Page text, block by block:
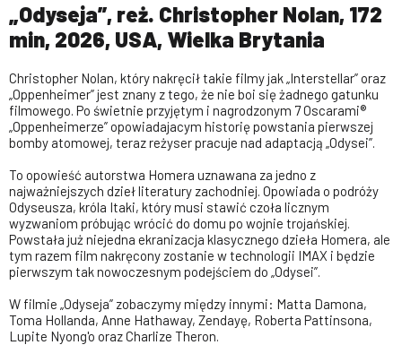
„Odyseja”, reż. Christopher Nolan, 172
min, 2026, USA, Wielka Brytania
Christopher Nolan, który nakręcił takie filmy jak „Interstellar” oraz
„Oppenheimer” jest znany z tego, że nie boi się żadnego gatunku
filmowego. Po świetnie przyjętym i nagrodzonym 7 Oscarami®
„Oppenheimerze” opowiadajacym historię powstania pierwszej
bomby atomowej, teraz reżyser pracuje nad adaptacją „Odysei”.
To opowieść autorstwa Homera uznawana za jedno z
najważniejszych dzieł literatury zachodniej. Opowiada o podróży
Odyseusza, króla Itaki, który musi stawić czoła licznym
wyzwaniom próbując wrócić do domu po wojnie trojańskiej.
Powstała już niejedna ekranizacja klasycznego dzieła Homera, ale
tym razem film nakręcony zostanie w technologii IMAX i będzie
pierwszym tak nowoczesnym podejściem do „Odysei”.
W filmie „Odyseja” zobaczymy między innymi: Matta Damona,
Toma Hollanda, Anne Hathaway, Zendayę, Roberta Pattinsona,
Lupite Nyong'o oraz Charlize Theron.